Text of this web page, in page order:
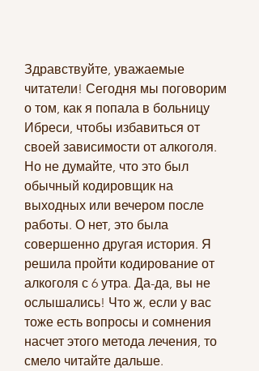
Здравствуйте, уважаемые
читатели! Сегодня мы поговорим
о том, как я попала в больницу
Ибреси, чтобы избавиться от
своей зависимости от алкоголя.
Но не думайте, что это был
обычный кодировщик на
выходных или вечером после
работы. О нет, это была
совершенно другая история. Я
решила пройти кодирование от
алкоголя с 6 утра. Да-да, вы не
ослышались! Что ж, если у вас
тоже есть вопросы и сомнения
насчет этого метода лечения, то
смело читайте дальше.